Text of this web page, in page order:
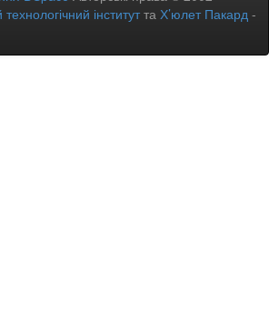
інститутта Х’юлет Пакард -